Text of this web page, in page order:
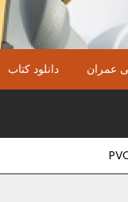
عمران دانلود کتاب